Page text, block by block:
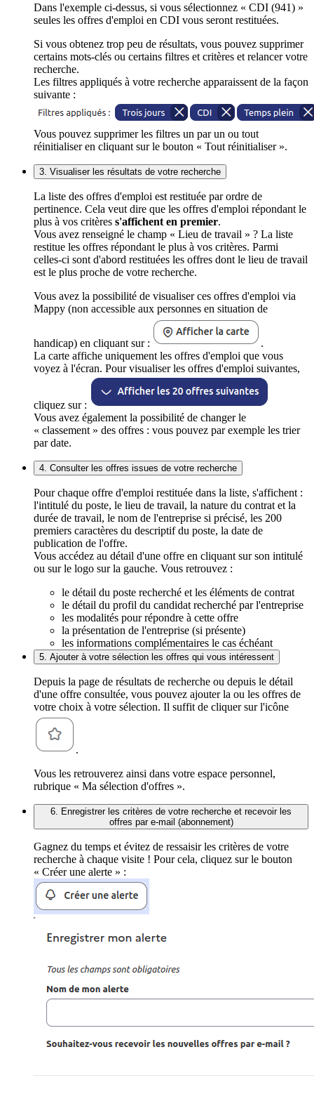
Dans l'exemple ci-dessus, si vous sélectionnez « CDI (941) »
seules les offres d'emploi en CDI vous seront restituées.
Si vous obtenez trop peu de résultats, vous pouvez supprimer
certains mots-clés ou certains filtres et critères et relancer votre
recherche.
Les filtres appliqués à votre recherche apparaissent de la façon
suivante :
Vous pouvez supprimer les filtres un par un ou tout
réinitialiser en cliquant sur le bouton « Tout réinitialiser ».
3. Visualiser les résultats de votre recherche
La liste des offres d'emploi est restituée par ordre de
pertinence. Cela veut dire que les offres d'emploi répondant le
plus à vos critères s'affichent en premier.
Vous avez renseigné le champ « Lieu de travail » ? La liste
restitue les offres répondant le plus à vos critères. Parmi
celles-ci sont d'abord restituées les offres dont le lieu de travail
est le plus proche de votre recherche.
Vous avez la possibilité de visualiser ces offres d'emploi via
Mappy (non accessible aux personnes en situation de
handicap) en cliquant sur :
.
La carte affiche uniquement les offres d'emploi que vous
voyez à l'écran. Pour visualiser les offres d'emploi suivantes,
cliquez sur :
Vous avez également la possibilité de changer le
« classement » des offres : vous pouvez par exemple les trier
par date.
4. Consulter les offres issues de votre recherche
Pour chaque offre d'emploi restituée dans la liste, s'affichent :
l'intitulé du poste, le lieu de travail, la nature du contrat et la
durée de travail, le nom de l'entreprise si précisé, les 200
premiers caractères du descriptif du poste, la date de
publication de l'offre.
Vous accédez au détail d'une offre en cliquant sur son intitulé
ou sur le logo sur la gauche. Vous retrouvez :
le détail du poste recherché et les éléments de contrat
le détail du profil du candidat recherché par l'entreprise
les modalités pour répondre à cette offre
la présentation de l'entreprise (si présente)
les informations complémentaires le cas échéant
5. Ajouter à votre sélection les offres qui vous intéressent
Depuis la page de résultats de recherche ou depuis le détail
d'une offre consultée, vous pouvez ajouter la ou les offres de
votre choix à votre sélection. Il suffit de cliquer sur l'icône
.
Vous les retrouverez ainsi dans votre espace personnel,
rubrique « Ma sélection d'offres ».
6. Enregistrer les critères de votre recherche et recevoir les
offres par e-mail (abonnement)
Gagnez du temps et évitez de ressaisir les critères de votre
recherche à chaque visite ! Pour cela, cliquez sur le bouton
« Créer une alerte » :